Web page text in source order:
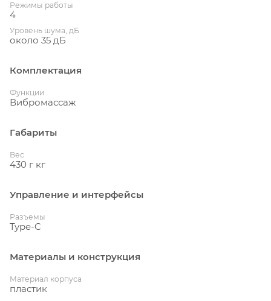
Режимы работы
4
Уровень шума, дБ
около 35 дБ
Комплектация
Функции
Вибромассаж
Габариты
Вес
430 г кг
Управление и интерфейсы
Разъемы
Type-C
Материалы и конструкция
Материал корпуса
пластик